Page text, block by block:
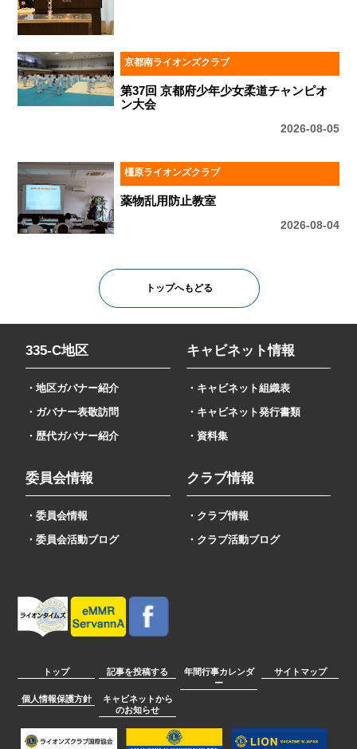
京都南ライオンズクラブ
第37回 京都府少年少女柔道チャンピオ
ン大会
2026-08-05
橿原ライオンズクラブ
薬物乱用防止教室
2026-08-04
トップへもどる
335-C地区
・地区ガバナー紹介
・ガバナー表敬訪問
・歴代ガバナー紹介
キャビネット情報
・キャビネット組織表
・キャビネット発行書類
・資料集
委員会情報
・委員会情報
・委員会活動ブログ
クラブ情報
・クラブ情報
・クラブ活動ブログ
トップ 記事を投稿する
年間行事カレンダ
ー
サイトマップ
個人情報保護方針
キャビネットから
のお知らせ